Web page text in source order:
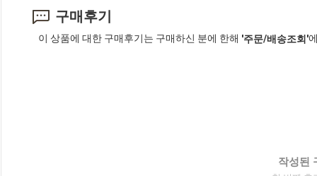
구매후기
이 상품에 대한 구매후기는 구매하신 분에 한해 '주문/배송조회'
작성된